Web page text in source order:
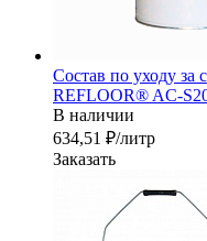
Состав по уходу
REFLOOR® AC-
В наличии
634,51 ₽/литр
Заказать